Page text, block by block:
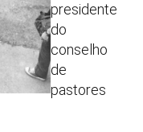
presidente
do
conselho
de
pastores